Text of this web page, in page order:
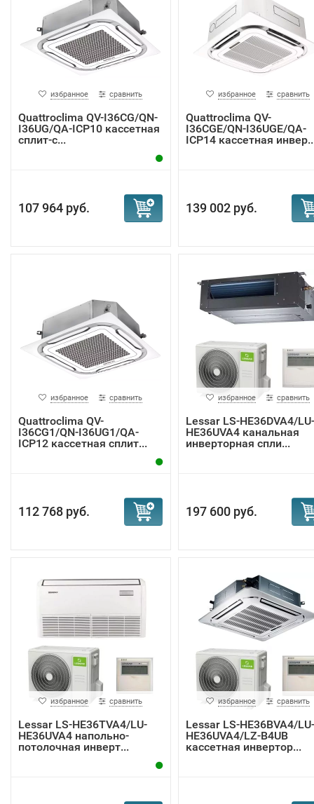
избранное сравнить
Quattroclima QV-I36CG/QN-
I36UG/QA-ICP10 кассетная
сплит-с...
107 964 руб.
избранное сравнить
Quattroclima QV-
I36CGE/QN-I36UGE/QA-
ICP14 кассетная
139 002 руб.
избранное сравнить
Quattroclima QV-
I36CG1/QN-I36UG1/QA-
ICP12 кассетная сплит...
112 768 руб.
избранное сравнить
Lessar LS-HE36DVA4/LU-
HE36UVA4 канальная
инверторная спли...
197 600 руб.
избранное сравнить
Lessar LS-HE36TVA4/LU-
HE36UVA4 напольно-
потолочная инверт...
избранное сравнить
Lessar LS-HE36BVA4/LU-
HE36UVA4/LZ-B4UB
кассетная инвертор...